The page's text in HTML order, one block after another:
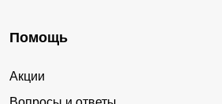
Помощь
Акции